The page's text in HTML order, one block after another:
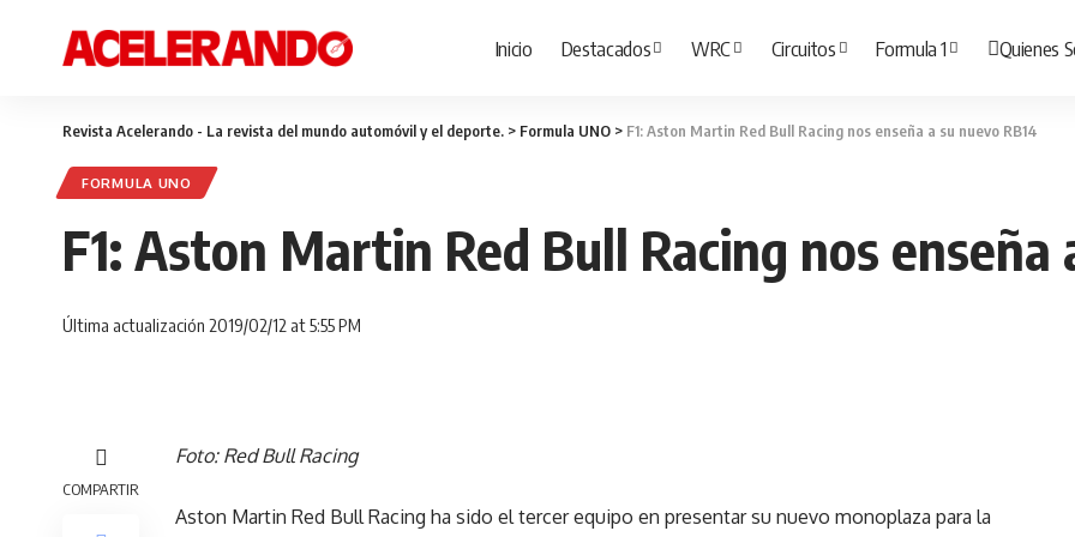
Inicio Destacados WRC Circuitos Formula 1 Quienes
Revista Acelerando - La revista del mundo automóvil y el deporte. > Formula UNO > F1: Aston Martin Red Bull Racing nos enseña a su nuevo RB14
FORMULA UNO
F1: Aston Martin Red Bull Racing nos enseña
Última actualización 2019/02/12 at 5:55 PM
COMPARTIR
Foto: Red Bull Racing
Aston Martin Red Bull Racing ha sido el tercer equipo en presentar su nuevo monoplaza para la